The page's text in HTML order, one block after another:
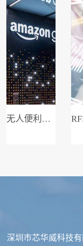
无人便利店系统
深圳市芯华威科技